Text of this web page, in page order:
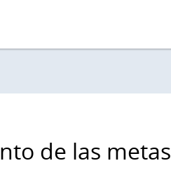
de las metas